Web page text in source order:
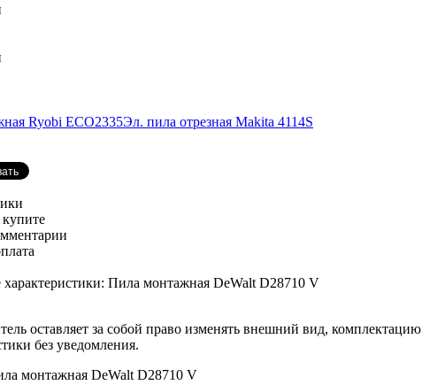
Ryobi ECO2335Эл. пила отрезная Makita 4114S
купите
характеристики: Пила монтажная DeWalt D28710 V
оставляет за собой право изменять внешний вид, комплектацию
без уведомления.
монтажная DeWalt D28710 V